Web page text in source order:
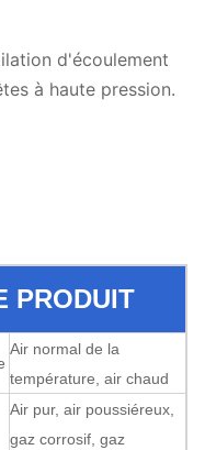
d'écoulement
à haute pression.
PRODUIT
Air normal de la
température, air chaud
Air pur, air poussiéreux,
gaz corrosif, gaz